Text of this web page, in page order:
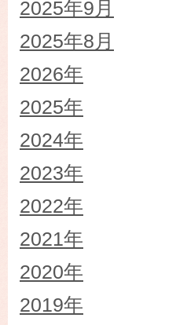
2025年9月
2025年8月
2026年
2025年
2024年
2023年
2022年
2021年
2020年
2019年